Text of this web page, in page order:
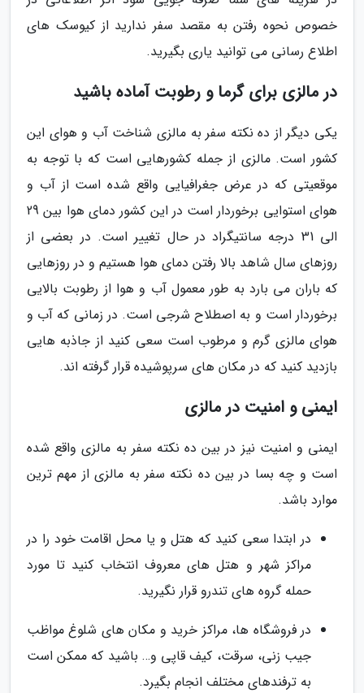
خصوص نحوه رفتن به مقصد سفر ندارید از کیوسک های
اطلاع رسانی می توانید یاری بگیرید.
در مالزی برای گرما و رطوبت آماده باشید
یکی دیگر از ده نکته سفر به مالزی شناخت آب و هوای این
کشور است. مالزی از جمله کشورهایی است که با توجه به
موقعیتی که در عرض جغرافیایی واقع شده است از آب و
هوای استوایی برخوردار است در این کشور دمای هوا بین 29
الی 31 درجه سانتیگراد در حال تغییر است. در بعضی از
روزهای سال شاهد بالا رفتن دمای هوا هستیم و در روزهایی
که باران می بارد به طور معمول آب و هوا از رطوبت بالایی
برخوردار است و به اصطلاح شرجی است. در زمانی که آب و
هوای مالزی گرم و مرطوب است سعی کنید از جاذبه هایی
بازدید کنید که در مکان های سرپوشیده قرار گرفته اند.
ایمنی و امنیت در مالزی
ایمنی و امنیت نیز در بین ده نکته سفر به مالزی واقع شده
است و چه بسا در بین ده نکته سفر به مالزی از مهم ترین
موارد باشد.
در ابتدا سعی کنید که هتل و یا محل اقامت خود را در
مراکز شهر و هتل های معروف انتخاب کنید تا مورد
حمله گروه های تندرو قرار نگیرید.
در فروشگاه ها، مراکز خرید و مکان های شلوغ مواظب
جیب زنی، سرقت، کیف قاپی و… باشید که ممکن است
به ترفندهای مختلف انجام بگیرد.